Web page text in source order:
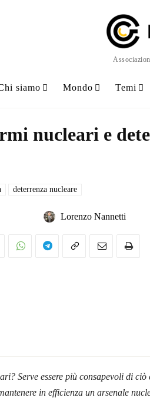
siamo Mondo Temi
nucleari e
deterrenza nucleare
Lorenzo Nannetti
Serve essere più consapevoli di
in efficienza un arsenale